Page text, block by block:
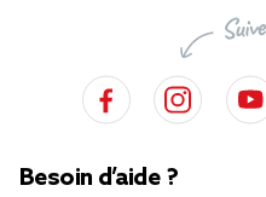
Besoin d’aide ?